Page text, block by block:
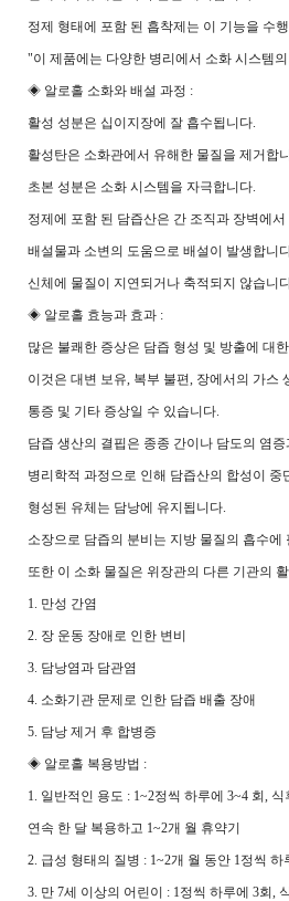
정제 형태에 포함 된 흡착제는 이 기능을 수
"이 제품에는 다양한 병리에서 소화 시스템
◈ 알로홀 소화와 배설 과정 :
활성 성분은 십이지장에 잘 흡수됩니다.
활성탄은 소화관에서 유해한 물질을 제거합
초본 성분은 소화 시스템을 자극합니다.
정제에 포함 된 담즙산은 간 조직과 장벽에서
배설물과 소변의 도움으로 배설이 발생합니
신체에 물질이 지연되거나 축적되지 않습니
◈ 알로홀 효능과 효과 :
많은 불쾌한 증상은 담즙 형성 및 방출에 대
이것은 대변 보유, 복부 불편, 장에서의 가스
통증 및 기타 증상일 수 있습니다.
담즙 생산의 결핍은 종종 간이나 담도의 염
병리학적 과정으로 인해 담즙산의 합성이 중
형성된 유체는 담낭에 유지됩니다.
소장으로 담즙의 분비는 지방 물질의 흡수에
또한 이 소화 물질은 위장관의 다른 기관의
1. 만성 간염
2. 장 운동 장애로 인한 변비
3. 담낭염과 담관염
4. 소화기관 문제로 인한 담즙 배출 장애
5. 담낭 제거 후 합병증
◈ 알로홀 복용방법 :
1. 일반적인 용도 : 1~2정씩 하루에 3~4 회,
연속 한 달 복용하고 1~2개 월 휴약기
2. 급성 형태의 질병 : 1~2개 월 동안 1정씩 하
3. 만 7세 이상의 어린이 : 1정씩 하루에 3회,